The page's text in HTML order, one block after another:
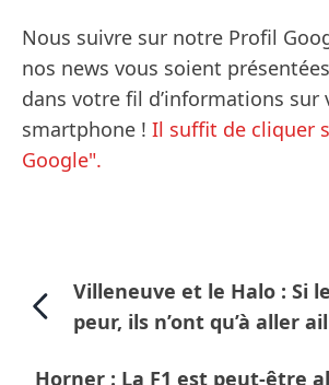
Nous suivre sur notre Profil
nos news vous soient
dans votre fil d’informations sur
smartphone ! Il suffit de cliquer
Google".
Villeneuve et le Halo : Si
peur, ils n’ont qu’à aller
Horner : La F1 est peut-être